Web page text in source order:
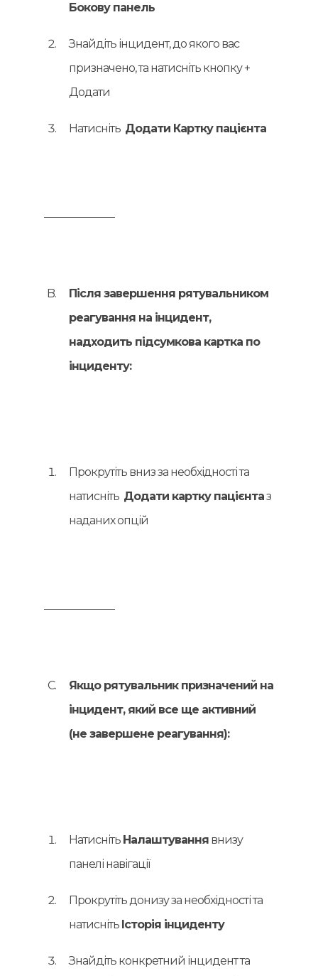
Бокову панель
Знайдіть інцидент, до якого вас
призначено, та натисніть кнопку+
Додати
Натисніть Додати Картку пацієнта
Після завершення рятувальником
реагування на інцидент,
надходить підсумкова картка по
інциденту:
Прокрутіть вниз за необхідності та
натисніть Додати картку пацієнтаз
наданих опцій
Якщо рятувальник призначений на
інцидент, який все ще активний
(не завершене реагування):
Натисніть Налаштування внизу
панелі навігації
Прокрутіть донизу за необхідності та
натисніть Історія інциденту
Знайдіть конкретний інцидент та